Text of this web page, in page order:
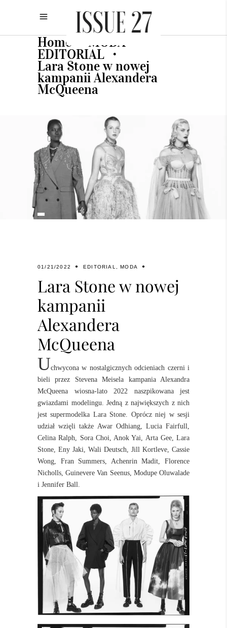
Home MODA
EDITORIAL •
Lara Stone w nowej
kampanii Alexandera
McQueena
01/21/2022 EDITORIAL,MODA
Lara Stone w nowej
kampanii
Alexandera
McQueena
Uchwycona w nostalgicznych odcieniach czerni i
bieli przez Stevena Meisela kampania Alexandra
McQueena wiosna-lato 2022 naszpikowana jest
gwiazdami modelingu. Jedną z największych z nich
jest supermodelka Lara Stone. Oprócz niej w sesji
udział wzięli także Awar Odhiang, Lucia Fairfull,
Celina Ralph, Sora Choi, Anok Yai, Arta Gee, Lara
Stone, Eny Jaki, Wali Deutsch, Jill Kortleve, Cassie
Wong, Fran Summers, Achenrin Madit, Florence
Nicholls, Guinevere Van Seenus, Modupe Oluwalade
i Jennifer Ball.